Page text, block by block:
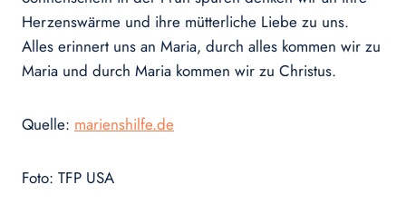
Herzenswärme und ihre mütterliche Liebe zu uns.
Alles erinnert uns an Maria, durch alles kommen wir zu
Maria und durch Maria kommen wir zu Christus.
Quelle: marienshilfe.de
Foto: TFP USA